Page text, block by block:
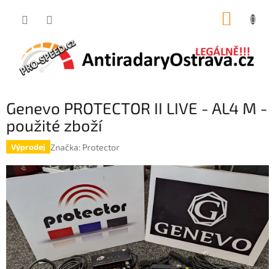
Genevo PROTECTOR II LIVE - AL4 M -
použité zboží
Výprodej Značka: Protector